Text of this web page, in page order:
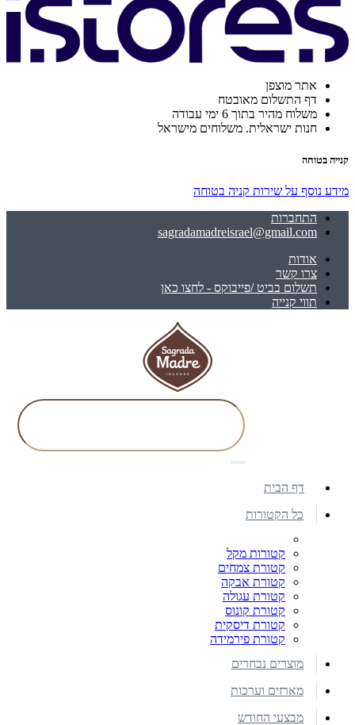
אתר מוצפן
דף התשלום מאובטח
משלוח מהיר בתוך 6 ימי עבודה
חנות ישראלית. משלוחים מישראל
קנייה בטוחה
מידע נוסף על שירות קניה בטוחה
התחברות
sagradamadreisrael@gmail.com
אודות
צרו קשר
תשלום בביט /פייבוקס - לחצו כאן
תווי קנייה
דף הבית
כל הקטורות
קטורות מקל
קטורת צמחים
קטורת אבקה
קטורת עגולה
קטורת קונוס
קטורת דיסקית
קטורת פירמידה
מוצרים נבחרים
מארזים וערכות
מבצעי החודש